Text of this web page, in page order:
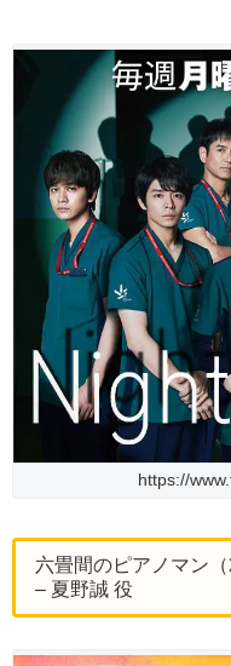
https://
六畳間のピアノマン
– 夏野誠 役